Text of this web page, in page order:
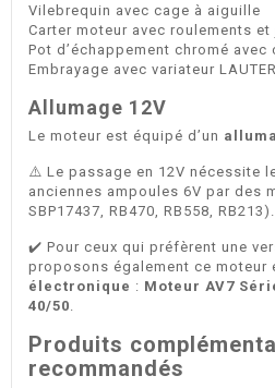
Vilebrequin avec cage à aiguille
Carter moteur avec roulements
Pot d’échappement chromé
Embrayage avec variateur LAUTER
Allumage 12V
Le moteur est équipé d’un
⚠️ Le passage en 12V nécessite
anciennes ampoules 6V par des
SBP17437, RB470, RB558, RB213).
✔️ Pour ceux qui préfèrent une
proposons également ce moteur
électronique : Moteur AV7
40/50
Produits
recommandés